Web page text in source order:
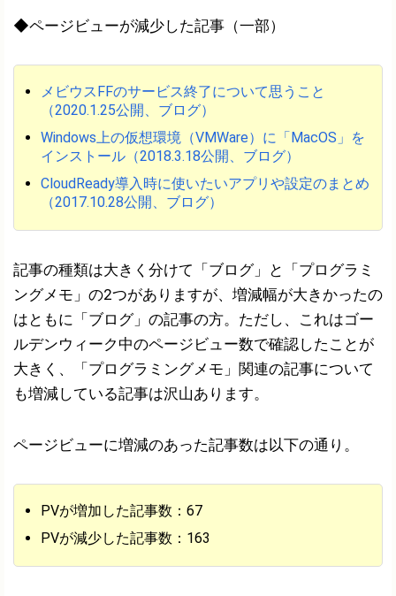
◆ページビューが減少した記事（一部）
メビウスFFのサービス終了について思うこと
（2020.1.25公開、ブログ）
Windows上の仮想環境（VMWare）に「MacOS」を
インストール（2018.3.18公開、ブログ）
CloudReady導入時に使いたいアプリや設定のまとめ
（2017.10.28公開、ブログ）
記事の種類は大きく分けて「ブログ」と「プログラミ
ングメモ」の2つがありますが、増減幅が大きかったの
はともに「ブログ」の記事の方。ただし、これはゴー
ルデンウィーク中のページビュー数で確認したことが
大きく、「プログラミングメモ」関連の記事について
も増減している記事は沢山あります。
ページビューに増減のあった記事数は以下の通り。
PVが増加した記事数：67
PVが減少した記事数：163